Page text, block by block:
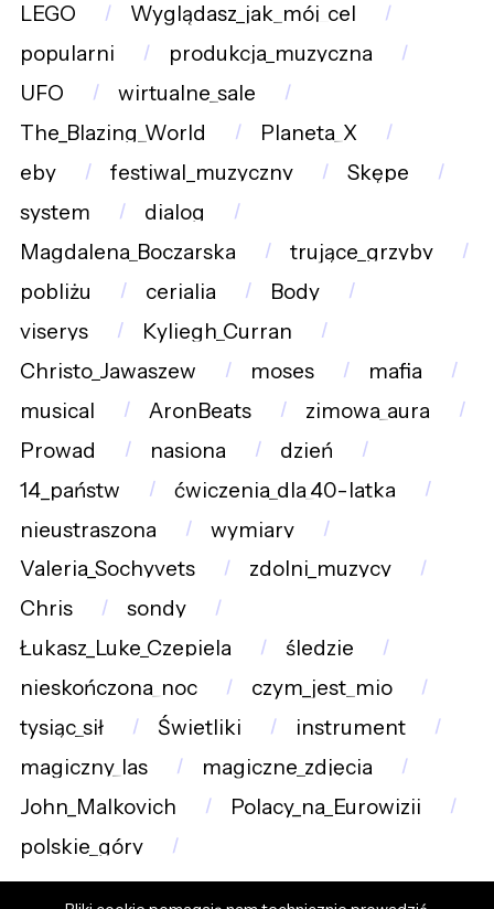
LEGO
Wyglądasz_jak_mój_cel
popularni
produkcja_muzyczna
UFO
wirtualne_sale
The_Blazing_World
Planeta_X
eby
festiwal_muzyczny
Skępe
system
dialog
Magdalena_Boczarska
trujące_grzyby
pobliżu
cerialia
Body
viserys
Kyliegh_Curran
Christo_Jawaszew
moses
mafia
musical
AronBeats
zimowa_aura
Prowad
nasiona
dzień
14_państw
ćwiczenia_dla_40-latka
nieustraszona
wymiary
Valeria_Sochyvets
zdolni_muzycy
Chris
sondy
Łukasz_Luke_Czepiela
śledzie
nieskończona_noc
czym_jest_mio
tysiąc_sił
Świetliki
instrument
magiczny_las
magiczne_zdjęcia
John_Malkovich
Polacy_na_Eurowizji
polskie_góry